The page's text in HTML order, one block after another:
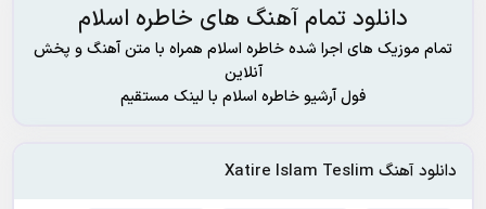
دانلود تمام آهنگ های خاطره اسلام
تمام موزیک های اجرا شده خاطره اسلام همراه با متن آهنگ و پخش
آنلاین
فول آرشیو خاطره اسلام با لینک مستقیم
دانلود آهنگ Xatire Islam Teslim